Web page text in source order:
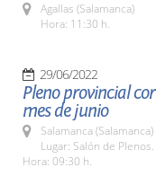
Agallas (Salamanca)
Hora: 11:30 h.
29/06/2022
Pleno provincial
mes de junio
Salamanca (Salamanca)
Lugar: Salón de
Hora: 09:30 h.